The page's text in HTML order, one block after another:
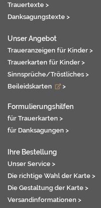
Trauertexte >
Danksagungstexte >
Unser Angebot
Traueranzeigen für Kinder >
Trauerkarten für Kinder >
Sinnsprüche/Tröstliches >
Beileidskarten
>
Formulierungshilfen
für Trauerkarten >
für Danksagungen >
Ihre Bestellung
Unser Service >
Die richtige Wahl der Karte >
Die Gestaltung der Karte >
Versandinformationen >